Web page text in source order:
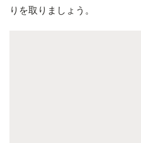
りを取りましょう。